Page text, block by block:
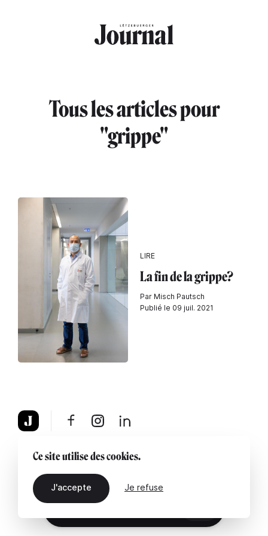
Tous les articles pour
"grippe"
LIRE
La fin de la grippe?
Par Misch Pautsch
Publié le 09 juil. 2021
À propos Mentions légales Contactez-nous
Ce site utilise des cookies.
J'accepte Je refuse